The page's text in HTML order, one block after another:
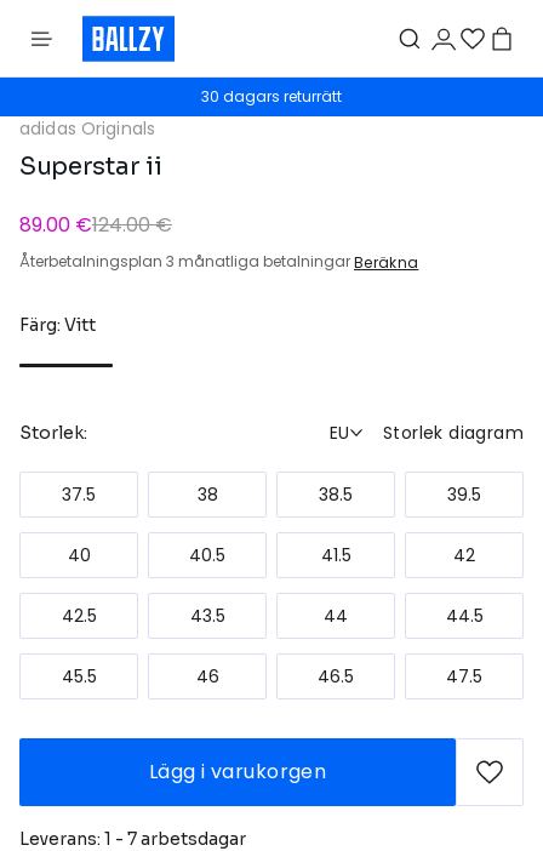
30 dagars returrätt
adidas Originals
Superstar ii
89.00 €124.00 €
Återbetalningsplan 3 månatliga betalningarBeräkna
Färg: Vitt
Storlek: EU Storlek diagram
37.5 38 38.5 39.5
40 40.5 41.5 42
42.5 43.5 44 44.5
45.5 46 46.5 47.5
Lägg i varukorgen
Leverans: 1 - 7 arbetsdagar